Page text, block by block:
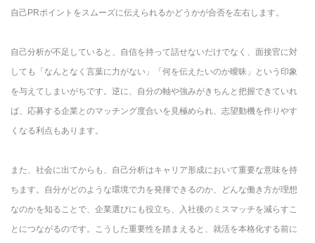
自己PRポイントをスムーズに伝えられるかどうかが合否を左右します。
自己分析が不足していると、自信を持って話せないだけでなく、面接官に対
しても「なんとなく言葉に力がない」「何を伝えたいのか曖昧」という印象
を与えてしまいがちです。逆に、自分の軸や強みがきちんと把握できていれ
ば、応募する企業とのマッチング度合いを見極められ、志望動機を作りやす
くなる利点もあります。
また、社会に出てからも、自己分析はキャリア形成において重要な意味を持
ちます。自分がどのような環境で力を発揮できるのか、どんな働き方が理想
なのかを知ることで、企業選びにも役立ち、入社後のミスマッチを減らすこ
とにつながるのです。こうした重要性を踏まえると、就活を本格化する前に